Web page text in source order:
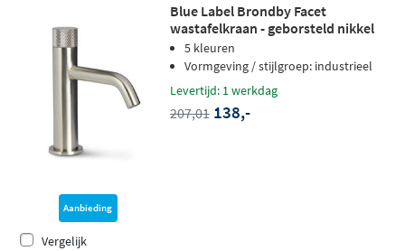
Aanbieding
Blue Label Brondby Facet
wastafelkraan - geborsteld nikkel
PVD5 kleuren
Vormgeving / stijlgroep: industrieel
Levertijd: 1 werkdag
207,01 138,-
Vergelijk